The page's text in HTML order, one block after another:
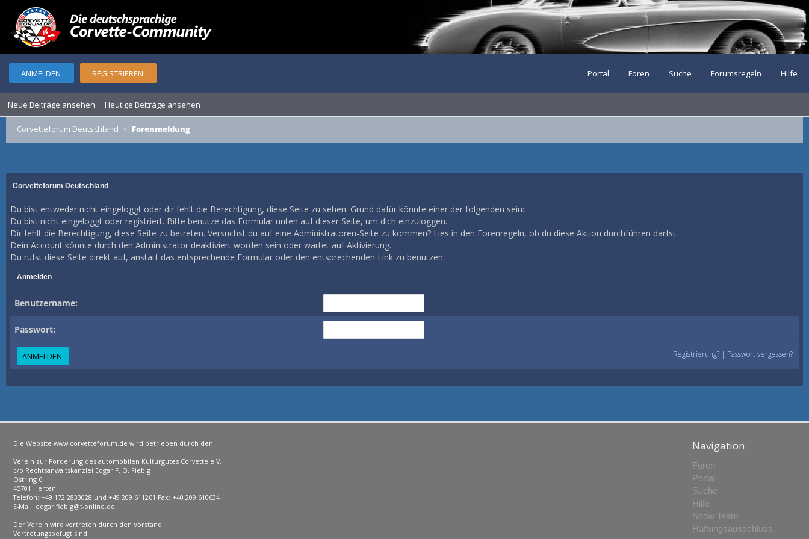
ANMELDEN REGISTRIEREN Portal Foren Suche Forumsregeln Hilfe
Neue Beiträge ansehen Heutige Beiträge ansehen
Corvetteforum Deutschland › Forenmeldung
Corvetteforum Deutschland
Du bist entweder nicht eingeloggt oder dir fehlt die Berechtigung, diese Seite zu sehen. Grund dafür könnte einer der folgenden sein:
Du bist nicht eingeloggt oder registriert. Bitte benutze das Formular unten auf dieser Seite, um dich einzuloggen.
Dir fehlt die Berechtigung, diese Seite zu betreten. Versuchst du auf eine Administratoren-Seite zu kommen? Lies in den Forenregeln, ob du diese Aktion durchführen darfst.
Dein Account könnte durch den Administrator deaktiviert worden sein oder wartet auf Aktivierung.
Du rufst diese Seite direkt auf, anstatt das entsprechende Formular oder den entsprechenden Link zu benutzen.
Anmelden
Benutzername:
Passwort:
Registrierung? | Passwort vergessen?
Navigation
Foren
Portal
Suche
Hilfe
Show Team
Haftungsausschluss
Die Website www.corvetteforum.de wird betrieben durch den
Verein zur Förderung des automobilen Kulturgutes Corvette e.V.
c/o Rechtsanwaltskanzlei Edgar F. O. Fiebig
Ostring 6
45701 Herten
Telefon: +49 172 2833028 und +49 209 611261 Fax: +40 209 610634
E-Mail: edgar.fiebig@t-online.de
Der Verein wird vertreten durch den Vorstand
Vertretungsbefugt sind: